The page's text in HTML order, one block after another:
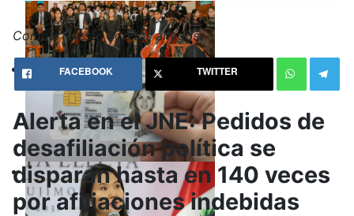
Comparte esto con tus amigos:
FACEBOOK TWITTER
Alerta en el JNE: Pedidos de
desafiliación política se
disparan hasta en 140 veces
por afiliaciones indebidas